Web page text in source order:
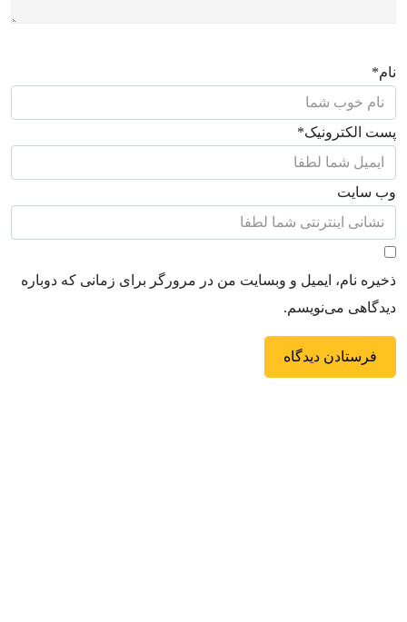
نام*
پست الکترونیک*
وب سایت
ذخیره نام، ایمیل و وبسایت من در مرورگر برای زمانی که دوباره
دیدگاهی می‌نویسم.